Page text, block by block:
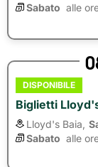
Sabato alle
DISPONIBILE
Biglietti
Lloyd's Baia,
Sabato alle